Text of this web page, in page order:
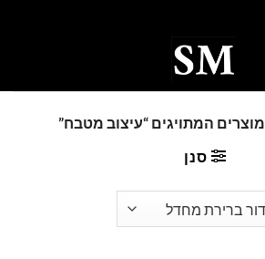
מוצרים המתויגים “עיצוב מטבח”
סנן